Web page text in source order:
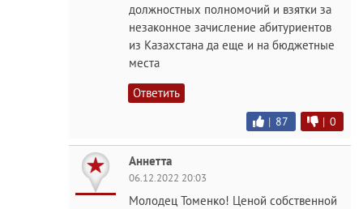
должностных полномочий и взятки за
незаконное зачисление абитуриентов
из Казахстана да еще и на бюджетные
места
Ответить
| 87 | 0
Аннетта
06.12.2022 20:03
Молодец Томенко! Ценой собственной